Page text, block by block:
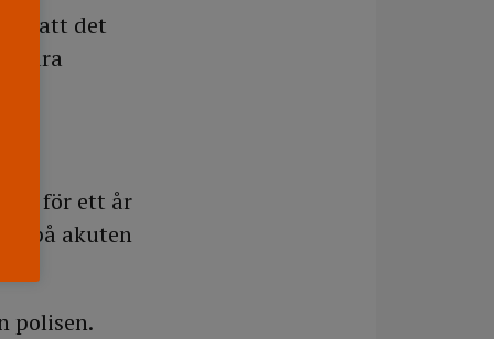
det
Clara
för ett år
på akuten
polisen.